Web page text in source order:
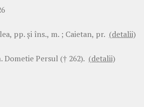
pp. şi îns., m. ; Caietan, pr. (detalii)
Dometie Persul († 262). (detalii)